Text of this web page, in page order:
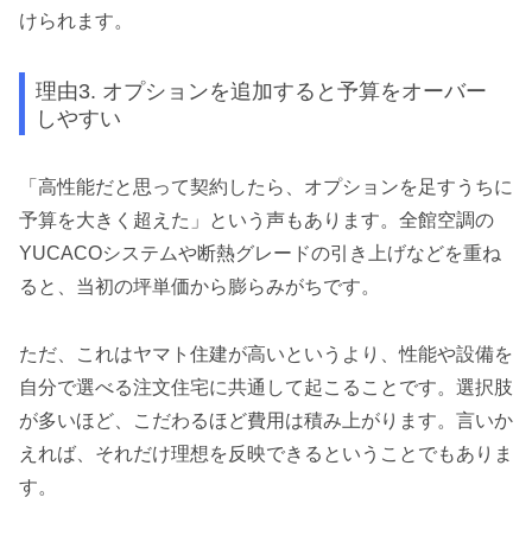
けられます。
理由3. オプションを追加すると予算をオーバー
しやすい
「高性能だと思って契約したら、オプションを足すうちに
予算を大きく超えた」という声もあります。全館空調の
YUCACOシステムや断熱グレードの引き上げなどを重ね
ると、当初の坪単価から膨らみがちです。
ただ、これはヤマト住建が高いというより、性能や設備を
自分で選べる注文住宅に共通して起こることです。選択肢
が多いほど、こだわるほど費用は積み上がります。言いか
えれば、それだけ理想を反映できるということでもありま
す。